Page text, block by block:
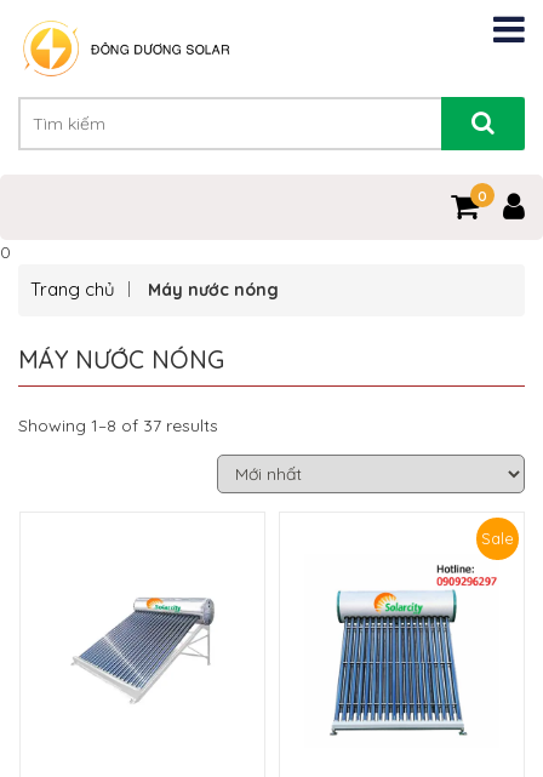
0
0
Trang chủ Máy nước nóng
MÁY NƯỚC NÓNG
Showing 1–8 of 37 results
Sale